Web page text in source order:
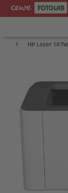
FOTOAPARÁTY
ATELIÉR
INSTAX™
TISKÁRNY A
PŘÍSLUŠENSTVÍ
HP Laser 107W